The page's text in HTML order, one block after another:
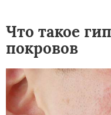
Что такое
покровов